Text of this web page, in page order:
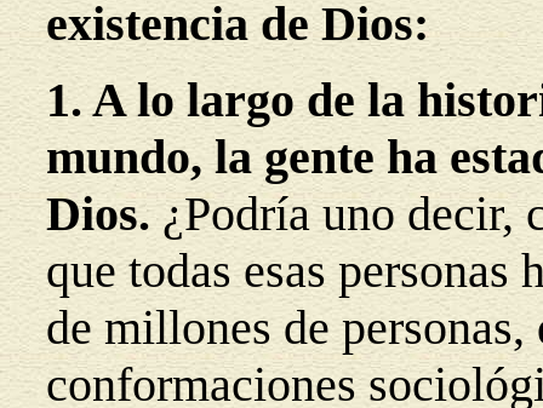
existencia de Dios:
1. A lo largo de la
mundo, la gente ha
Dios.¿Podría uno decir,
que todas esas personas
de millones de
conformaciones